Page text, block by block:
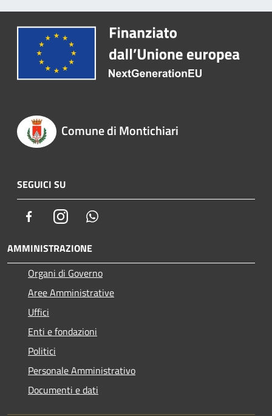
Comune di Montichiari
SEGUICI SU
FacebookInstagram
AMMINISTRAZIONE
Organi di Governo
Aree Amministrative
Uffici
Enti e fondazioni
Politici
Personale Amministrativo
Documenti e dati